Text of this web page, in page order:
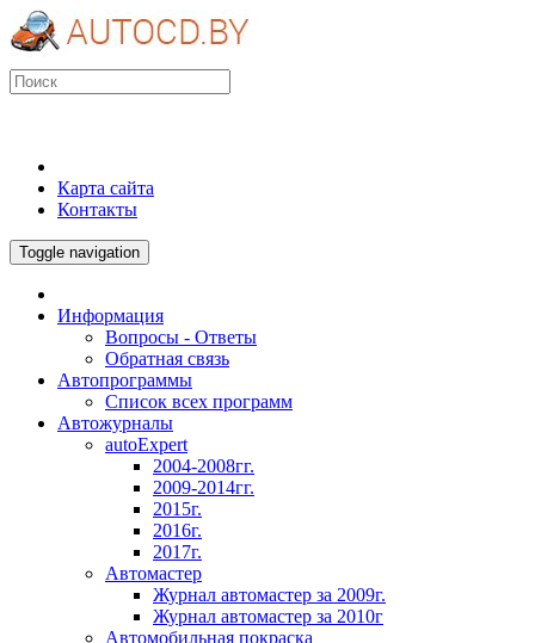
Карта сайта
Контакты
Toggle navigation
Информация
Вопросы - Ответы
Обратная связь
Автопрограммы
Список всех программ
Автожурналы
autoExpert
2004-2008гг.
2009-2014гг.
2015г.
2016г.
2017г.
Автомастер
Журнал автомастер за 2009г.
Журнал автомастер за 2010г
Автомобильная покраска